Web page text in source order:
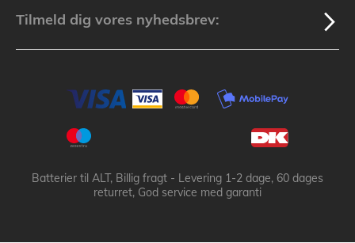
Tilmeld dig vores nyhedsbrev:
Batterier til ALT, Billig fragt - Levering 1-2 dage, 60 dages
returret, God service med garanti